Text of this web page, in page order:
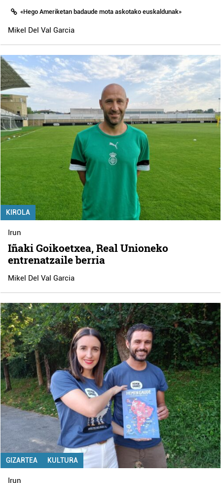
«Hego Ameriketan badaude mota askotako euskaldunak»
Mikel Del Val Garcia
KIROLA
Irun
Iñaki Goikoetxea, Real Unioneko
entrenatzaile berria
Mikel Del Val Garcia
GIZARTEA KULTURA
Irun